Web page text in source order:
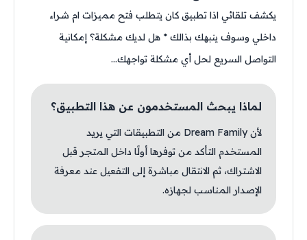
يكشف تلقائي اذا تطبيق كان يتطلب فتح مميزات ام شراء
داخلي وسوف ينبهك بذالك * هل لديك مشكلة؟ إمكانية
التواصل السريع لحل أي مشكلة تواجهك...
لماذا يبحث المستخدمون عن هذا التطبيق؟
لأن Dream Family من التطبيقات التي يريد
المستخدم التأكد من توفرها أولًا داخل المتجر قبل
الاشتراك، ثم الانتقال مباشرة إلى التفعيل عند معرفة
الإصدار المناسب لجهازه.